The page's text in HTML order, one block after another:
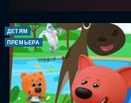
ДЕТЯМ
ПРЕМЬЕРА